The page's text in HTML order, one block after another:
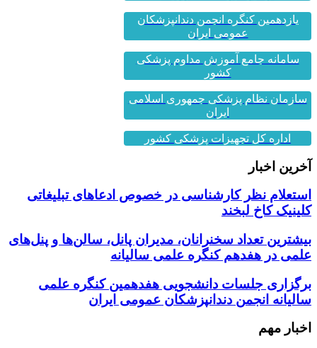
یازدهمین کنگره انجمن دندانپزشکان
عمومی ایران
سامانه جامع آموزش مداوم پزشکی
کشور
سازمان نظام پزشکی جمهوری اسلامی
ایران
اداره کل تجهیزات پزشکی کشور
آخرین اخبار
استعلام نظر کارشناسی در خصوص ادعاهای تبلیغاتی
کلینیک کاخ لبخند
بیشترین تعداد سخنرانان، مدیران پانل، سالن‌ها و پنل‌های
علمی در هفدهم کنگره علمی سالیانه
برگزاری جلسات دانشجویی هفدهمین کنگره علمی
سالیانه انجمن دندانپزشکان عمومی ایران
اخبار مهم